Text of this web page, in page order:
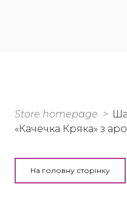
Store homepage
«Качечка Кряка» з
На головну сторінку